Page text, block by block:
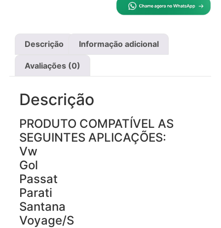
Descrição Informação adicional
Avaliações (0)
Descrição
PRODUTO COMPATÍVEL AS
SEGUINTES APLICAÇÕES:
Vw
Gol
Passat
Parati
Santana
Voyage/S